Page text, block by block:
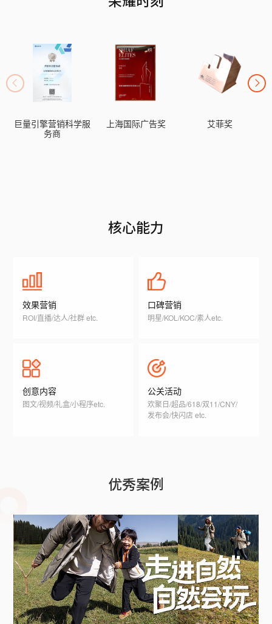
巨量引擎营销科学服
务商
上海国际广告奖 艾菲奖
核心能力
效果营销
ROI/直播/达人/社群 etc.
口碑营销
明星/KOL/KOC/素人etc.
创意内容
图文/视频/礼盒/小程序etc.
公关活动
欢聚日/超品/618/双11/CNY/
发布会/快闪店 etc.
优秀案例